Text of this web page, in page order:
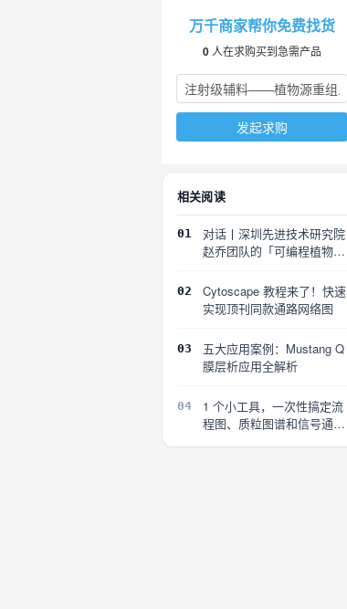
万千商家帮你免费找货
0 人在求购买到急需产品
发起求购
相关阅读
01
对话丨深圳先进技术研究院
赵乔团队的「可编程植物」
02
Cytoscape 教程来了！快速
实现顶刊同款通路网络图
03
五大应用案例：Mustang Q
膜层析应用全解析
04
1 个小工具，一次性搞定流
程图、质粒图谱和信号通路